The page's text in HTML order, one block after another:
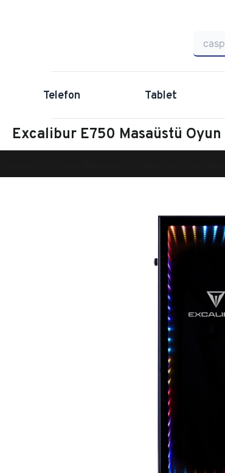
Telefon Tablet
Excalibur E750 Masaüstü